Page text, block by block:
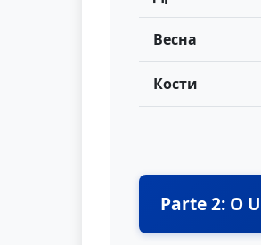
Весна
Кости
Parte 2: O